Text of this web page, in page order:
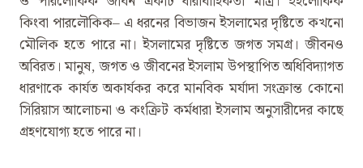
কিংবা পারলৌকিক– এ ধরনের বিভাজন ইসলামের দৃষ্টিতে কখনো
মৌলিক হতে পারে না। ইসলামের দৃষ্টিতে জগত সমগ্র। জীবনও
অবিরত। মানুষ, জগত ও জীবনের ইসলাম উপস্থাপিত অধিবিদ্যাগত
ধারণাকে কার্যত অকার্যকর করে মানবিক মর্যাদা সংক্রান্ত কোনো
সিরিয়াস আলোচনা ও কংক্রিট কর্মধারা ইসলাম অনুসারীদের কাছে
গ্রহণযোগ্য হতে পারে না।